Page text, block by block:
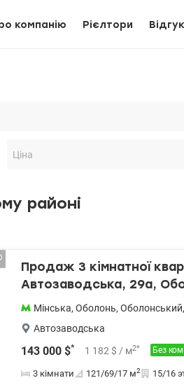
компанію Рієлтори
районі
Продаж 3 кімнатної
Автозаводська, 29а,
центр 10 хвилин
Мінська, Оболонь, Оболонський,
Автозаводська
143 000 $* 1 182 $ / м2* Без
3 кімнати 121/69/17 м2 15/16